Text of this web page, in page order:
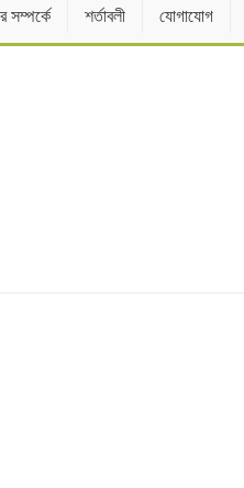
সম্পর্কে শর্তাবলী যোগাযোগ